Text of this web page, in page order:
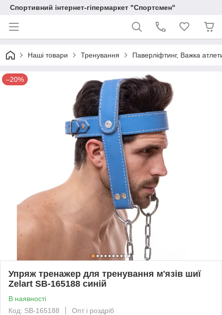
Спортивний інтернет-гіпермаркет "Спортсмен"
Наші товари Тренування Паверліфтинг, Важка
–20%
Упряж тренажер для тренування м'язів шиї
Zelart SB-165188 синій
В наявності
Код: SB-165188
Опт і роздріб